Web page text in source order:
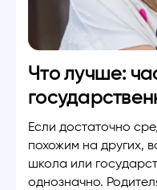
Что лучше:
Если достаточно
похожим на других,
школа или
однозначно.